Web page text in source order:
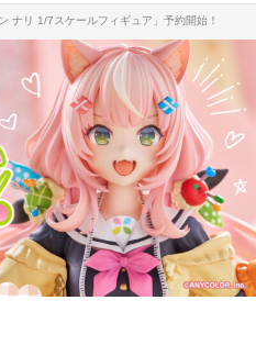
ナリ 1/7スケールフィギュア」予約開始！